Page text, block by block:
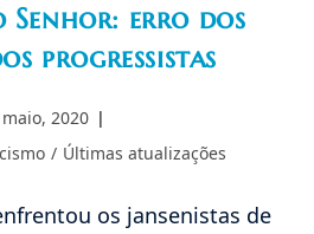
Senhor: erro dos
progressistas
2020
/ Últimas atualizações
os jansenistas de